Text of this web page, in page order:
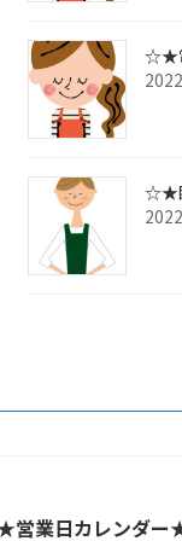
☆★
☆★
業日カレンダ